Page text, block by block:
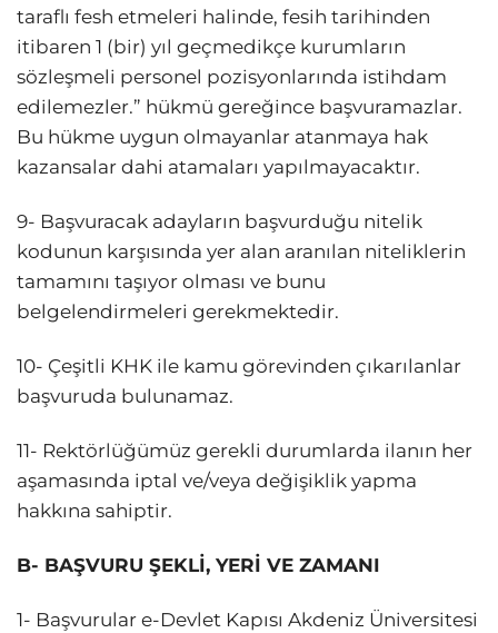
taraflı fesh etmeleri halinde, fesih tarihinden
itibaren 1 (bir) yıl geçmedikçe kurumların
sözleşmeli personel pozisyonlarında istihdam
edilemezler.” hükmü gereğince başvuramazlar.
Bu hükme uygun olmayanlar atanmaya hak
kazansalar dahi atamaları yapılmayacaktır.
9- Başvuracak adayların başvurduğu nitelik
kodunun karşısında yer alan aranılan niteliklerin
tamamını taşıyor olması ve bunu
belgelendirmeleri gerekmektedir.
10- Çeşitli KHK ile kamu görevinden çıkarılanlar
başvuruda bulunamaz.
11- Rektörlüğümüz gerekli durumlarda ilanın her
aşamasında iptal ve/veya değişiklik yapma
hakkına sahiptir.
B- BAŞVURU ŞEKLİ, YERİ VE ZAMANI
1- Başvurular e-Devlet Kapısı Akdeniz Üniversitesi